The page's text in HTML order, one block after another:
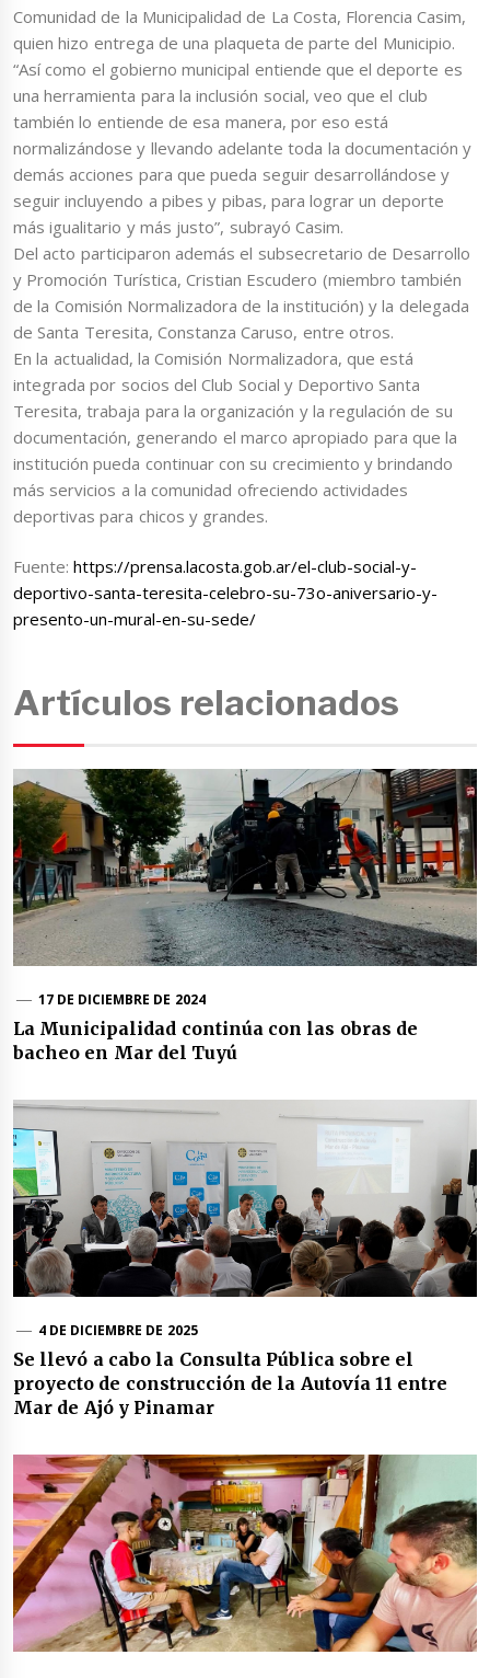
Comunidad de la Municipalidad de La Costa, Florencia Casim,
quien hizo entrega de una plaqueta de parte del Municipio.
“Así como el gobierno municipal entiende que el deporte es
una herramienta para la inclusión social, veo que el club
también lo entiende de esa manera, por eso está
normalizándose y llevando adelante toda la documentación y
demás acciones para que pueda seguir desarrollándose y
seguir incluyendo a pibes y pibas, para lograr un deporte
más igualitario y más justo”, subrayó Casim.
Del acto participaron además el subsecretario de Desarrollo
y Promoción Turística, Cristian Escudero (miembro también
de la Comisión Normalizadora de la institución) y la delegada
de Santa Teresita, Constanza Caruso, entre otros.
En la actualidad, la Comisión Normalizadora, que está
integrada por socios del Club Social y Deportivo Santa
Teresita, trabaja para la organización y la regulación de su
documentación, generando el marco apropiado para que la
institución pueda continuar con su crecimiento y brindando
más servicios a la comunidad ofreciendo actividades
deportivas para chicos y grandes.
Fuente:https://prensa.lacosta.gob.ar/el-club-social-y-
deportivo-santa-teresita-celebro-su-73o-aniversario-y-
presento-un-mural-en-su-sede/
Artículos relacionados
17 DE DICIEMBRE DE 2024
La Municipalidad continúa con las obras de
bacheo en Mar del Tuyú
4 DE DICIEMBRE DE 2025
Se llevó a cabo la Consulta Pública sobre el
proyecto de construcción de la Autovía 11 entre
Mar de Ajó y Pinamar